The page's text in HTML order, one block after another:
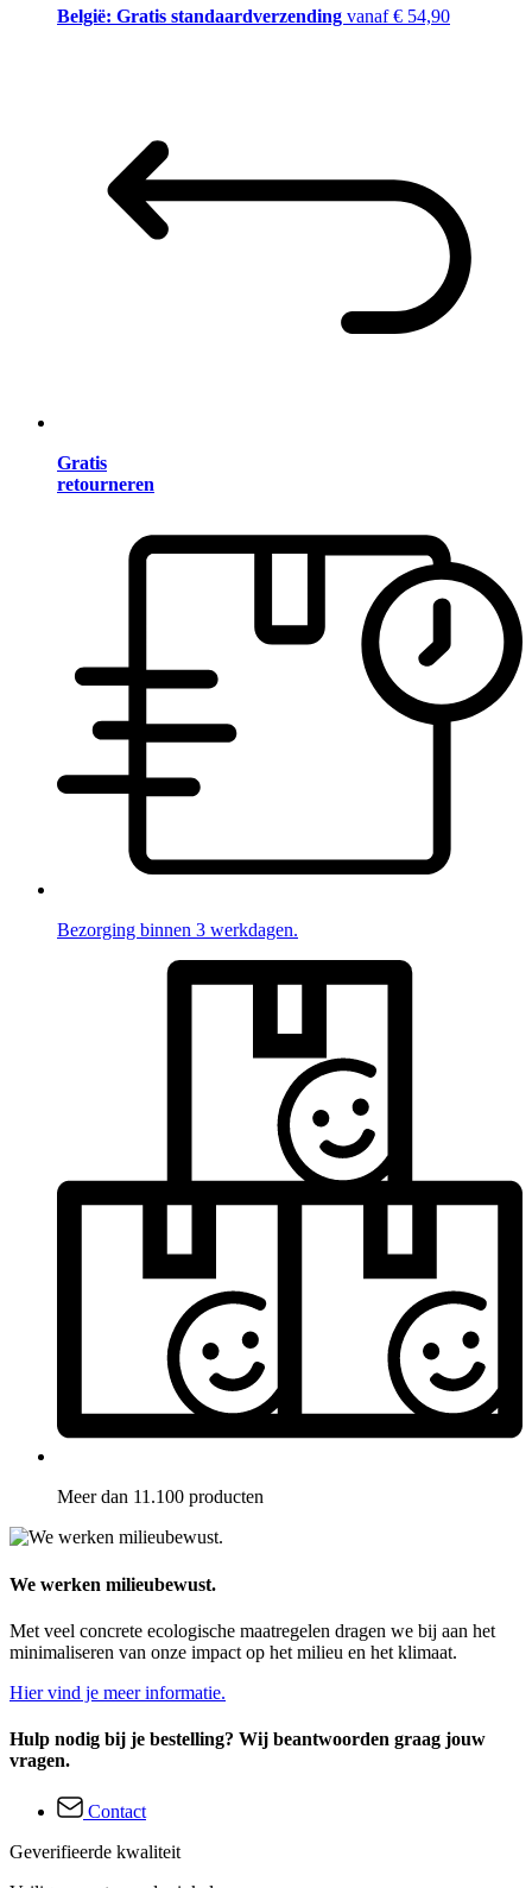
België: Gratis standaardverzending vanaf € 54,90
Gratis
retourneren
Bezorging binnen 3 werkdagen.
Meer dan 11.100 producten
We werken milieubewust.
Met veel concrete ecologische maatregelen dragen we bij aan het
minimaliseren van onze impact op het milieu en het klimaat.
Hier vind je meer informatie.
Hulp nodig bij je bestelling? Wij beantwoorden graag jouw
vragen.
Contact
Geverifieerde kwaliteit